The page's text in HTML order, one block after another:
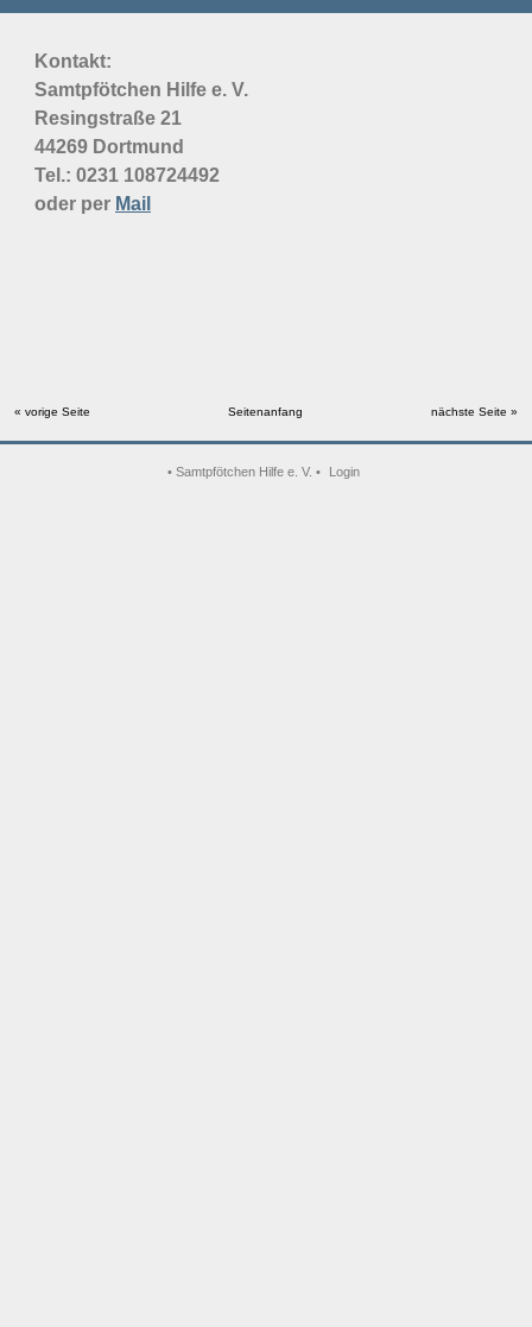
Kontakt:
Samtpfötchen Hilfe e. V.
Resingstraße 21
44269 Dortmund
Tel.: 0231 108724492
oder per Mail
« vorige Seite Seitenanfang nächste Seite »
• Samtpfötchen Hilfe e. V. • Login